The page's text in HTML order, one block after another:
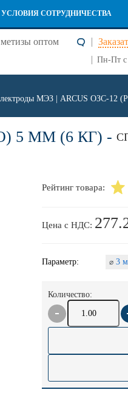
УСЛОВИЯ СОТРУДНИЧЕСТВА
оптом
Пн-Пт с
МЭЗ | ARCUS ОЗС-12
5 ММ (6 КГ) -
Рейтинг товара:
Цена с НДС:
Параметр: ⌀3
Количество: